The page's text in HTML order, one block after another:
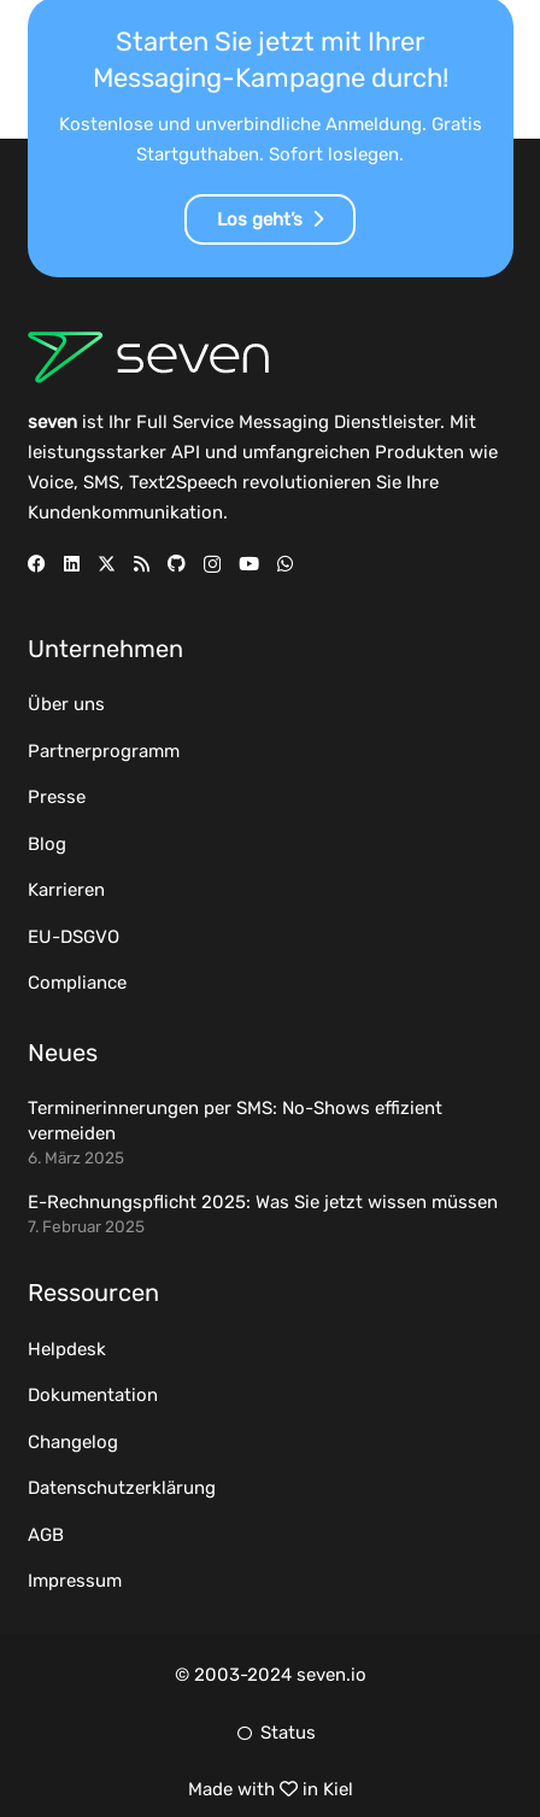
Starten Sie jetzt mit Ihrer
Messaging-Kampagne durch!
Kostenlose und unverbindliche Anmeldung. Gratis
Startguthaben. Sofort loslegen.
Los geht’s
sevenist Ihr Full Service Messaging Dienstleister. Mit
leistungsstarker API und umfangreichen Produkten wie
Voice, SMS, Text2Speech revolutionieren Sie Ihre
Kundenkommunikation.
Unternehmen
Über uns
Partnerprogramm
Presse
Blog
Karrieren
EU-DSGVO
Compliance
Neues
Terminerinnerungen per SMS: No-Shows effizient
vermeiden
6. März 2025
E-Rechnungspflicht 2025: Was Sie jetzt wissen müssen
7. Februar 2025
Ressourcen
Helpdesk
Dokumentation
Changelog
Datenschutzerklärung
AGB
Impressum
© 2003-2024 seven.io
Status
Made with in Kiel